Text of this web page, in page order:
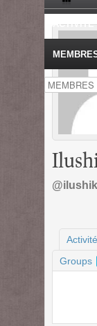
ACTIVITE
Activité
Groups